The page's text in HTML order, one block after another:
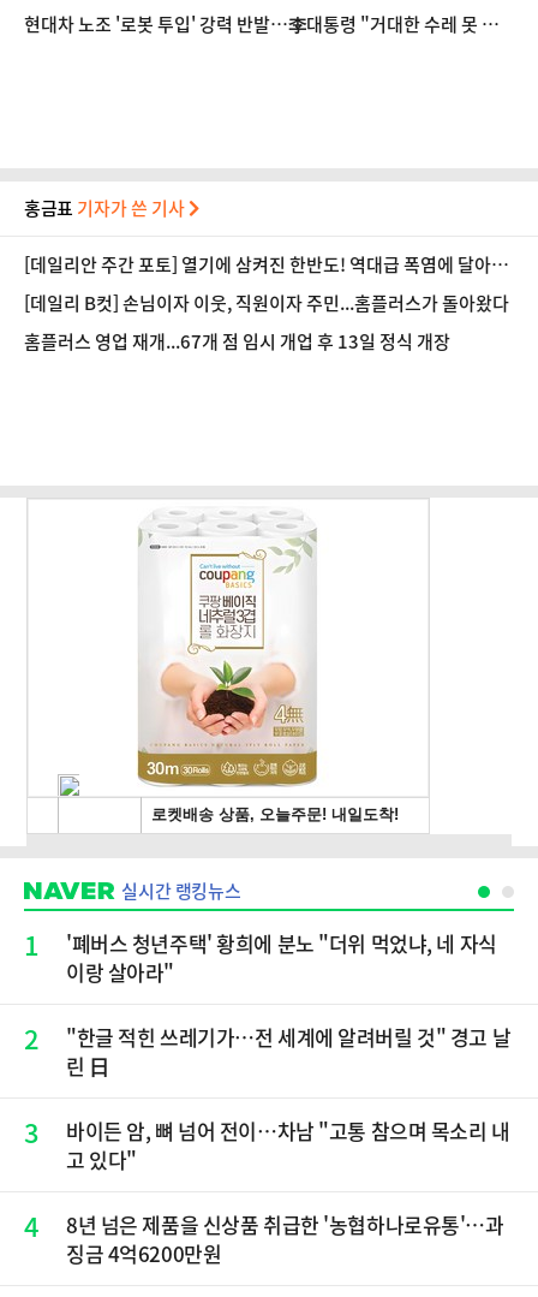
단 갈등?
현대차 노조 '로봇 투입' 강력 반발…李대통령 "거대한 수레 못 피
홍금표 기자가 쓴 기사
[데일리안 주간 포토] 열기에 삼켜진 한반도! 역대급 폭염에 달아오
른 도심!
[데일리 B컷] 손님이자 이웃, 직원이자 주민...홈플러스가 돌아왔다
홈플러스 영업 재개...67개 점 임시 개업 후 13일 정식 개장
실시간 랭킹뉴스
1
'폐버스 청년주택' 황희에 분노 "더위 먹었냐, 네 자식
이랑 살아라"
2
"한글 적힌 쓰레기가…전 세계에 알려버릴 것" 경고 날
린 日
3
바이든 암, 뼈 넘어 전이…차남 "고통 참으며 목소리 내
고 있다"
4
8년 넘은 제품을 신상품 취급한 '농협하나로유통'…과
징금 4억6200만원